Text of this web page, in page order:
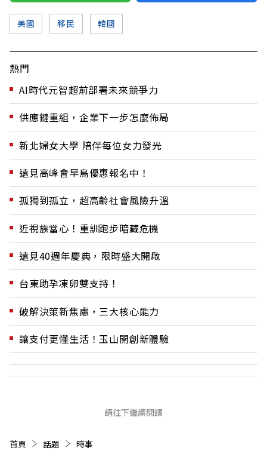
美國 移民 韓國
熱門
AI時代元智超前部署未來競爭力
供應鏈重組，企業下一步怎麼佈局
新北婦女大學 陪伴每位女力發光
遠見高峰會早鳥優惠報名中！
孤獨到孤立，超高齡社會風險升溫
近視族當心！重訓跑步暗藏危機
遠見40週年慶典，限時盛大開啟
台東助孕凍卵雙支持！
破解決策新焦慮，三大核心能力
讓支付更懂生活！玉山開創新體驗
請往下繼續閱讀
首頁 話題 時事